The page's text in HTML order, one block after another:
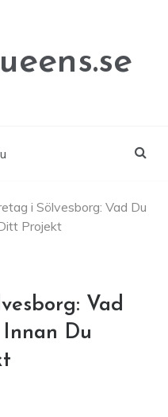
i Sölvesborg: Vad Du
Projekt
Vad
Du